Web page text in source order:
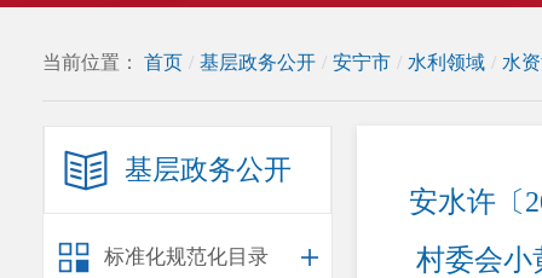
当前位置： 首页 / 基层政务公开 / 安宁市 / 水利领域 / 水
基层政务公开
标准化规范化目录
安水许〔
村委会小